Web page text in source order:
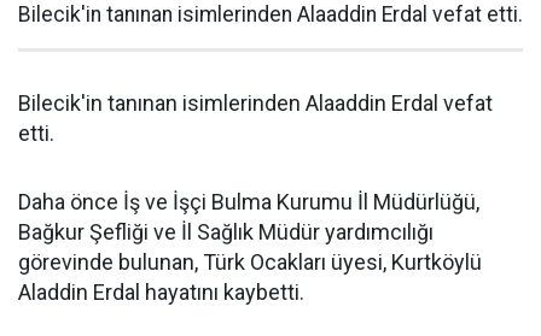
Bilecik'in tanınan isimlerinden Alaaddin Erdal vefat etti.
Bilecik'in tanınan isimlerinden Alaaddin Erdal vefat
etti.
Daha önce İş ve İşçi Bulma Kurumu İl Müdürlüğü,
Bağkur Şefliği ve İl Sağlık Müdür yardımcılığı
görevinde bulunan, Türk Ocakları üyesi, Kurtköylü
Aladdin Erdal hayatını kaybetti.